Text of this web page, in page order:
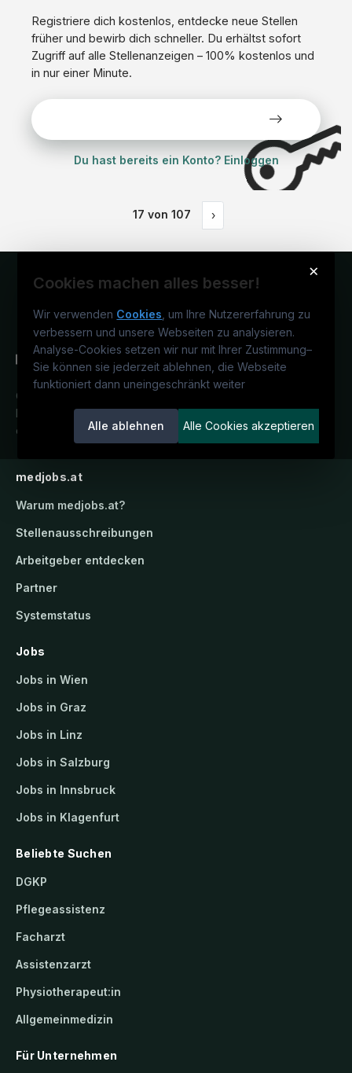
Registriere dich kostenlos, entdecke neue Stellen
früher und bewirb dich schneller. Du erhältst sofort
Zugriff auf alle Stellenanzeigen – 100% kostenlos und
in nur einer Minute.
Du hast bereits ein Konto? Einloggen
17 von 107 ›
×
Cookies machen alles besser!
Wir verwenden Cookies , um Ihre Nutzererfahrung zu
verbessern und unsere Webseiten zu analysieren.
Analyse-Cookies setzen wir nur mit Ihrer Zustimmung–
Sie können sie jederzeit ablehnen, die Webseite
funktioniert dann uneingeschränkt weiter
Alle ablehnen Alle Cookies akzeptieren
Österreichs medizinisches
Karriereportal.Ein Service der
candidatis GmbH.
medjobs.at
Warum medjobs.at?
Stellenausschreibungen
Arbeitgeber entdecken
Partner
Systemstatus
Jobs
Jobs in Wien
Jobs in Graz
Jobs in Linz
Jobs in Salzburg
Jobs in Innsbruck
Jobs in Klagenfurt
Beliebte Suchen
DGKP
Pflegeassistenz
Facharzt
Assistenzarzt
Physiotherapeut:in
Allgemeinmedizin
Für Unternehmen